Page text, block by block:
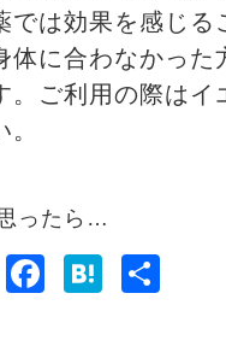
では効果を感じる
体に合わなかった
。ご利用の際はイ
ったら…
Li
H